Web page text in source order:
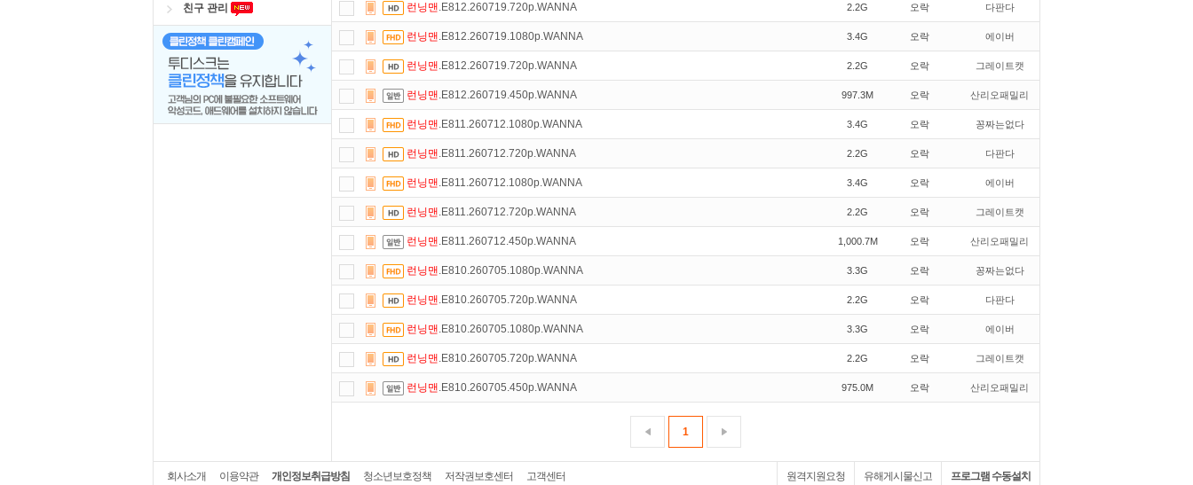
친구 관리 런닝맨.E812.260719.720p.WANNA 2.2G 오락 다판다
런닝맨.E812.260719.1080p.WANNA 3.4G 오락 에이버
런닝맨.E812.260719.720p.WANNA 2.2G 오락 그레이트캣
런닝맨.E812.260719.450p.WANNA 997.3M 오락 산리오패밀리
런닝맨.E811.260712.1080p.WANNA 3.4G 오락 꽁짜는없다
런닝맨.E811.260712.720p.WANNA 2.2G 오락 다판다
런닝맨.E811.260712.1080p.WANNA 3.4G 오락 에이버
런닝맨.E811.260712.720p.WANNA 2.2G 오락 그레이트캣
런닝맨.E811.260712.450p.WANNA 1,000.7M 오락 산리오패밀리
런닝맨.E810.260705.1080p.WANNA 3.3G 오락 꽁짜는없다
런닝맨.E810.260705.720p.WANNA 2.2G 오락 다판다
런닝맨.E810.260705.1080p.WANNA 3.3G 오락 에이버
런닝맨.E810.260705.720p.WANNA 2.2G 오락 그레이트캣
런닝맨.E810.260705.450p.WANNA 975.0M 오락 산리오패밀리
1
회사소개 이용약관 개인정보취급방침 청소년보호정책 저작권보호센터 고객센터 원격지원요청 유해게시물신고 프로그램 수동설치